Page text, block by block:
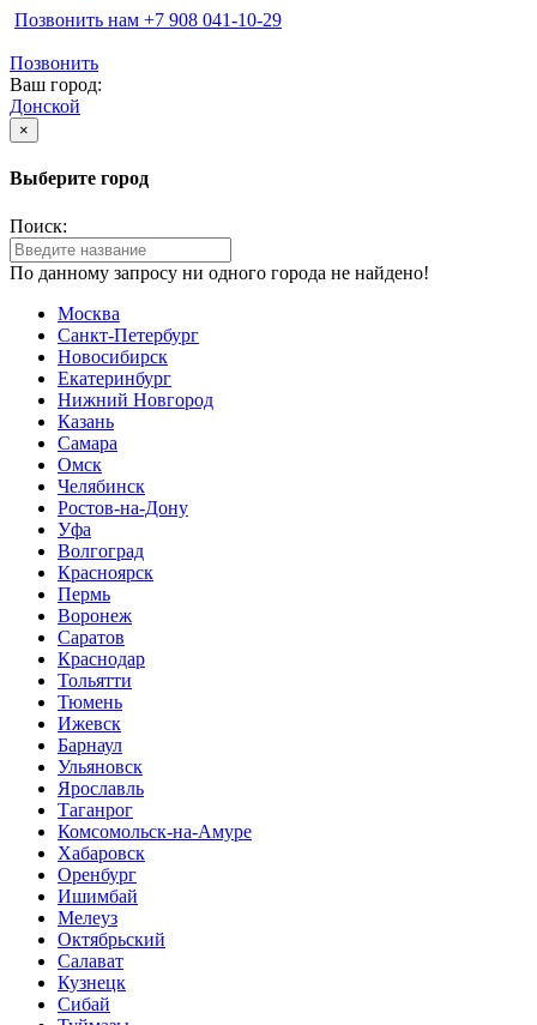
Позвонить нам ‪+7 908 041-10-29
Позвонить
Ваш город:
Донской
×
Выберите город
Поиск:
По данному запросу ни одного города не найдено!
Москва
Санкт-Петербург
Новосибирск
Екатеринбург
Нижний Новгород
Казань
Самара
Омск
Челябинск
Ростов-на-Дону
Уфа
Волгоград
Красноярск
Пермь
Воронеж
Саратов
Краснодар
Тольятти
Тюмень
Ижевск
Барнаул
Ульяновск
Ярославль
Таганрог
Комсомольск-на-Амуре
Хабаровск
Оренбург
Ишимбай
Мелеуз
Октябрьский
Салават
Кузнецк
Сибай